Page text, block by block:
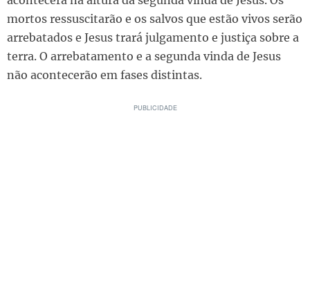
mortos ressuscitarão e os salvos que estão vivos serão
arrebatados e Jesus trará julgamento e justiça sobre a
terra. O arrebatamento e a segunda vinda de Jesus
não acontecerão em fases distintas.